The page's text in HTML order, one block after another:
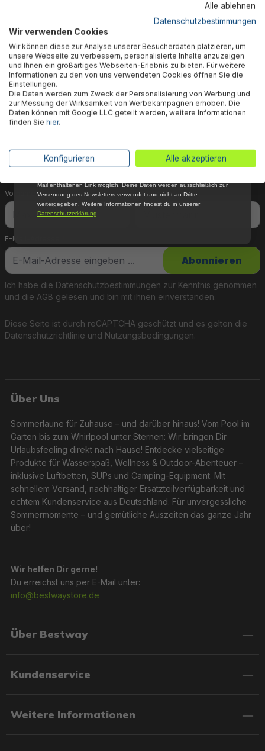
🎉 Jetzt den Newsletter
abonnieren & 5% Rabatt
sichern!
Dein Vorteil wartet schon auf Dich: Mit der Anmeldung
Gutschein auf nicht reduzierte Ware für Deinen
nächsten Einkauf.
E-Mail-Adresse
Vorname Nachname
Diese Seite ist durch reCAPTCHA geschützt und es gelten die
Datenschutzrichtlinie und Nutzungsbedingungen.
Ich habe die Datenschutzbestimmungen zur Kenntnis genommen
und die AGB gelesen und bin mit ihnen einverstanden.
Abonnieren
Über Uns
Sommerlaune für Zuhause – und darüber hinaus! Vom Pool im
Garten bis zum Whirlpool unter Sternen: Wir bringen Dir
Urlaubsfeeling direkt nach Hause! Entdecke vielseitige
Produkte für Wasserspaß, Wellness & Outdoor-Abenteuer –
inklusive Luftbetten, SUPs und Camping-Equipment. Mit
schnellem Versand, nachhaltiger Ersatzteilverfügbarkeit und
echtem Kundenservice aus Deutschland. Für unvergessliche
Sommermomente – und gemütliche Auszeiten das ganze Jahr
über!
Wir helfen Dir gerne!
Du erreichst uns per E-Mail unter:
info@bestwaystore.de
Über Bestway
Kundenservice
Weitere Informationen
Alle ablehnen
Datenschutzbestimmungen
Wir verwenden Cookies
Wir können diese zur Analyse unserer Besucherdaten platzieren, um
unsere Webseite zu verbessern, personalisierte Inhalte anzuzeigen
und Ihnen ein großartiges Webseiten-Erlebnis zu bieten. Für weitere
Informationen zu den von uns verwendeten Cookies öffnen Sie die
Einstellungen.
Die Daten werden zum Zweck der Personalisierung von Werbung und
zur Messung der Wirksamkeit von Werbekampagnen erhoben. Die
Daten können mit Google LLC geteilt werden, weitere Informationen
finden Sie hier.
Konfigurieren Alle akzeptieren
FÜR DICH
Abonniere jetzt unseren kostenlosen
Newsletter, verpasse keine Neuigkeiten und
Aktionen mehr und sichere Dir 5 %
Willkommensrabatt auf nicht reduzierte Ware
bei Deiner ersten Bestellung !*
Email
*Mit der Anmeldung zum Newsletter stimmst du zu, regelmäßig per E-
Mail über aktuelle Angebote, Aktionen und Produktneuheiten
Mail enthaltenen Link möglich. Deine Daten werden ausschließlich zur
Versendung des Newsletters verwendet und nicht an Dritte
weitergegeben. Weitere Informationen findest du in unserer
Datenschutzerklärung